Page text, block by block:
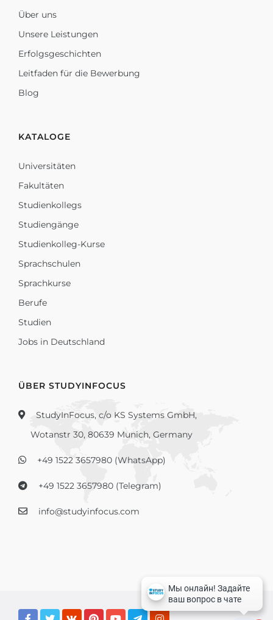
Über uns
Unsere Leistungen
Erfolgsgeschichten
Leitfaden für die Bewerbung
Blog
KATALOGE
Universitäten
Fakultäten
Studienkollegs
Studiengänge
Studienkolleg-Kurse
Sprachschulen
Sprachkurse
Berufe
Studien
Jobs in Deutschland
ÜBER STUDYINFOCUS
StudyInFocus, c/o KS Systems GmbH,
Wotanstr 30, 80639 Munich, Germany
+49 1522 3657980 (WhatsApp)
+49 1522 3657980 (Telegram)
info@studyinfocus.com